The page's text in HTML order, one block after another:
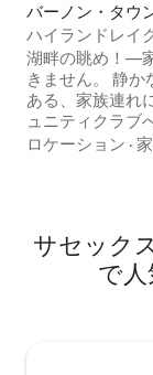
バーノン・タウ
軒家
ハイランドレイ
家族で楽しめる
湖畔の眺め！—
きません。 静か
ある、家族連れに
ュニティクラブ
の湖、ビーチ、
間 ワワヤンダ州立公園まで5分 マウンテ
ンクリーク、ア
ゴージ、ミネラ
ロケーション ·
サセック
で